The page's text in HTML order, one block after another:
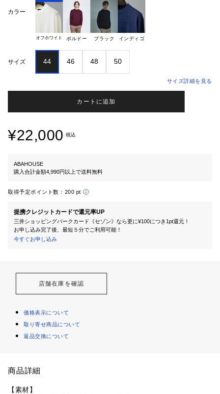
カラー
オフホワイト ボルドー ブラック インディゴ
サイズ 44 46 48 50
サイズ詳細を見る
カートに追加
¥22,000 税込
ABAHOUSE
購入合計金額4,990円以上で送料無料
取得予定ポイント数： 200 pt
提携クレジットカードで還元率UP
三井ショッピングパークカード《セゾン》なら更に¥100につき1pt還元！
お申し込み完了後、最短５分でご利用可能！
今すぐお申し込み
店舗在庫を確認
価格表示について
取り寄せ商品について
返品交換について
商品詳細
【素材】